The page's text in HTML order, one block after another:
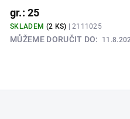
gr.: 25
SKLADEM (2 KS) | 2111025
MŮŽEME DORUČIT DO: